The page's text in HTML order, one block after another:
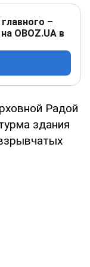
–
OBOZ.UA в
Радой
здания